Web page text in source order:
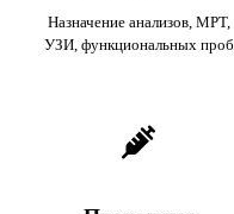
Назначение анализов, МРТ,
УЗИ, функциональных проб